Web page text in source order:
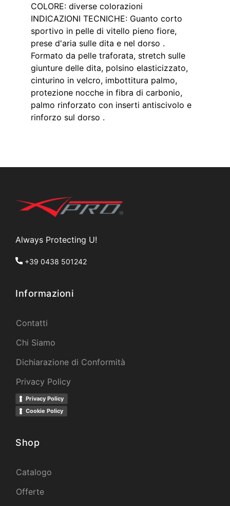
COLORE: diverse colorazioni
INDICAZIONI TECNICHE: Guanto corto
sportivo in pelle di vitello pieno fiore,
prese d'aria sulle dita e nel dorso .
Formato da pelle traforata, stretch sulle
giunture delle dita, polsino elasticizzato,
cinturino in velcro, imbottitura palmo,
protezione nocche in fibra di carbonio,
palmo rinforzato con inserti antiscivolo e
rinforzo sul dorso .
Always Protecting U!
+39 0438 501242
Informazioni
Contatti
Chi Siamo
Dichiarazione di Conformità
Privacy Policy
Privacy Policy
Cookie Policy
Shop
Catalogo
Offerte